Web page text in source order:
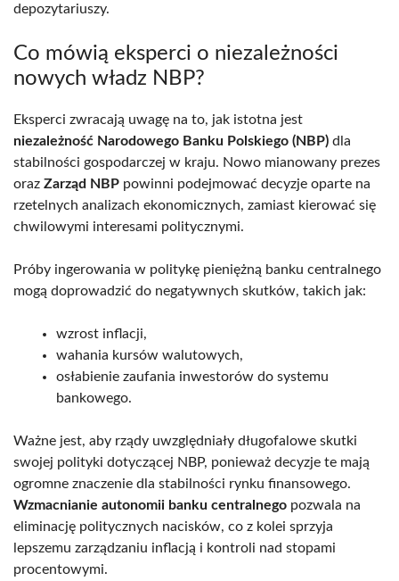
depozytariuszy.
Co mówią eksperci o niezależności
nowych władz NBP?
Eksperci zwracają uwagę na to, jak istotna jest
niezależność Narodowego Banku Polskiego (NBP) dla
stabilności gospodarczej w kraju. Nowo mianowany prezes
oraz Zarząd NBP powinni podejmować decyzje oparte na
rzetelnych analizach ekonomicznych, zamiast kierować się
chwilowymi interesami politycznymi.
Próby ingerowania w politykę pieniężną banku centralnego
mogą doprowadzić do negatywnych skutków, takich jak:
wzrost inflacji,
wahania kursów walutowych,
osłabienie zaufania inwestorów do systemu
bankowego.
Ważne jest, aby rządy uwzględniały długofalowe skutki
swojej polityki dotyczącej NBP, ponieważ decyzje te mają
ogromne znaczenie dla stabilności rynku finansowego.
Wzmacnianie autonomii banku centralnego pozwala na
eliminację politycznych nacisków, co z kolei sprzyja
lepszemu zarządzaniu inflacją i kontroli nad stopami
procentowymi.